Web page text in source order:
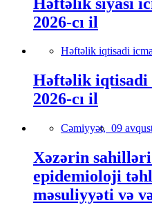
2026-cı il
Həftəlik iqtisadi
Həftəlik iqtisadi
2026-cı il
Cəmiyyət, 09
Xəzərin
epidemioloji
məsuliyyəti və